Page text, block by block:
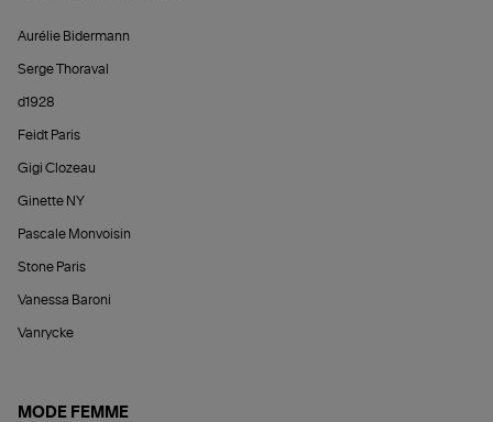
Aurélie Bidermann
Serge Thoraval
d1928
Feidt Paris
Gigi Clozeau
Ginette NY
Pascale Monvoisin
Stone Paris
Vanessa Baroni
Vanrycke
MODE FEMME